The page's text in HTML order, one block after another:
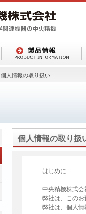
個人情報の取り扱い
個人情報の取り扱
はじめに
中央精機株式会
弊社は、このお
弊社は、個人情